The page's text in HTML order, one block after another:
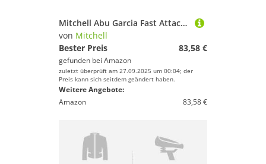
Mitchell Abu Garcia Fast Attack Combo, Angelruten- und Rollen-Kombination, Spinnkombinationen, Raubfischangeln, Hecht/Perch/Zander, Unisex, Schwarz, 2.10m, 5-21g
von Mitchell
Bester Preis
83,58 €
gefunden bei Amazon
zuletzt überprüft am 27.09.2025 um 00:04; der
Preis kann sich seitdem geändert haben.
Weitere Angebote:
Amazon
83,58 €